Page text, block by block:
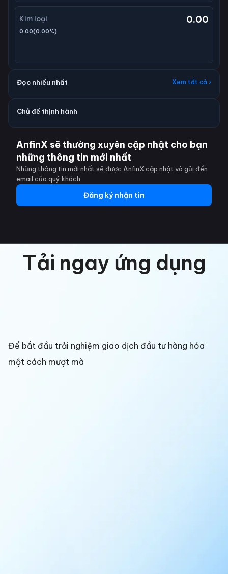
Kim loại 0.00
0.00(0.00%)
Đọc nhiều nhất Xem tất cả ›
Chủ đề thịnh hành
AnfinX sẽ thường xuyên cập nhật cho bạn
những thông tin mới nhất
Những thông tin mới nhất sẽ được AnfinX cập nhật và gửi đến
email của quý khách.
Đăng ký nhận tin
Tải ngay ứng dụng
Để bắt đầu trải nghiệm giao dịch đầu tư hàng hóa
một cách mượt mà